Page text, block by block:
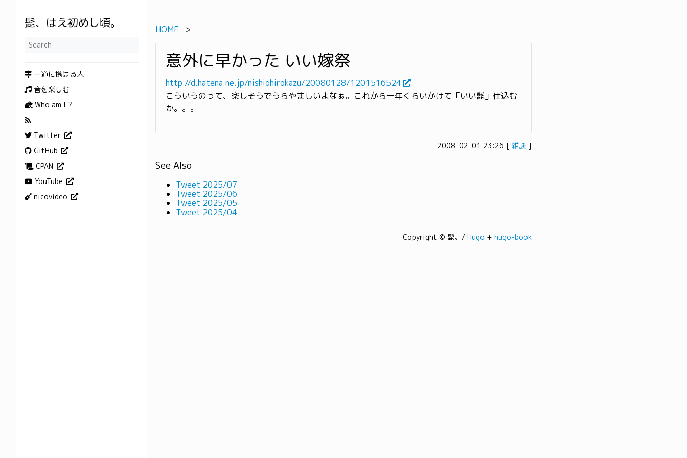
髭、はえ初めし頃。
一道に携はる人
音を楽しむ
Who am I ?
Twitter
GitHub
CPAN
YouTube
nicovideo
HOME
意外に早かった いい嫁祭
http://d.hatena.ne.jp/nishiohirokazu/20080128/1201516524
こういうのって、楽しそうでうらやましいよなぁ。これから一年くらいかけて「いい髭」仕込む
か。。。
2008-02-01 23:26 [ 雑談 ]
See Also
Tweet 2025/07
Tweet 2025/06
Tweet 2025/05
Tweet 2025/04
Copyright © 髭。/ Hugo + hugo-book